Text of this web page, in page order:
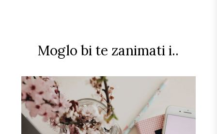
Moglo bi te zanimati i..